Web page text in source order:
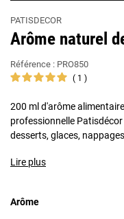
PATISDECOR
Arôme naturel
Référence : PRO850
1
200 ml d'arôme
professionnelle
desserts, glaces,
Lire plus
Arôme